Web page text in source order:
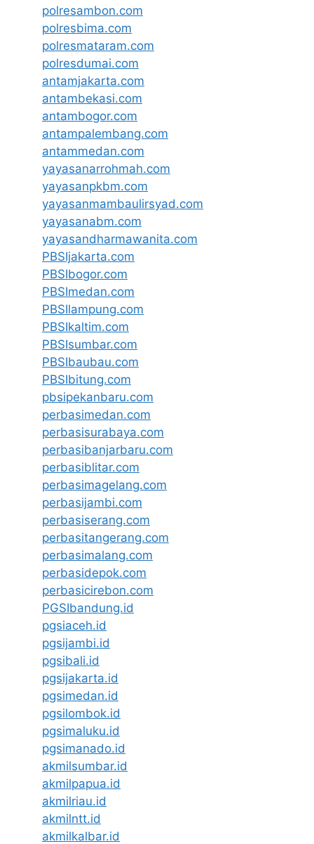
polresambon.com
polresbima.com
polresmataram.com
polresdumai.com
antamjakarta.com
antambekasi.com
antambogor.com
antampalembang.com
antammedan.com
yayasanarrohmah.com
yayasanpkbm.com
yayasanmambaulirsyad.com
yayasanabm.com
yayasandharmawanita.com
PBSIjakarta.com
PBSIbogor.com
PBSImedan.com
PBSIlampung.com
PBSIkaltim.com
PBSIsumbar.com
PBSIbaubau.com
PBSIbitung.com
pbsipekanbaru.com
perbasimedan.com
perbasisurabaya.com
perbasibanjarbaru.com
perbasiblitar.com
perbasimagelang.com
perbasijambi.com
perbasiserang.com
perbasitangerang.com
perbasimalang.com
perbasidepok.com
perbasicirebon.com
PGSIbandung.id
pgsiaceh.id
pgsijambi.id
pgsibali.id
pgsijakarta.id
pgsimedan.id
pgsilombok.id
pgsimaluku.id
pgsimanado.id
akmilsumbar.id
akmilpapua.id
akmilriau.id
akmilntt.id
akmilkalbar.id